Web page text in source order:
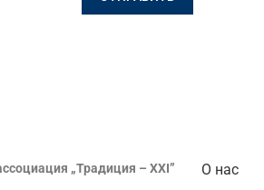
„Традиция – XXI” О нас